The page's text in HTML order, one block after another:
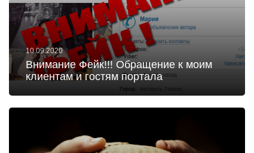
10.09.2020
Внимание Фейк!!! Обращение к моим
клиентам и гостям портала